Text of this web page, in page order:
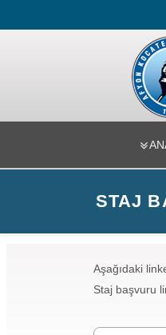
STAJ
Aşağıdaki
Staj başvuru